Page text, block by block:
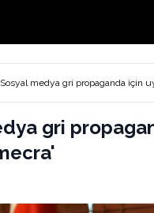
medya gri propaganda için
gri